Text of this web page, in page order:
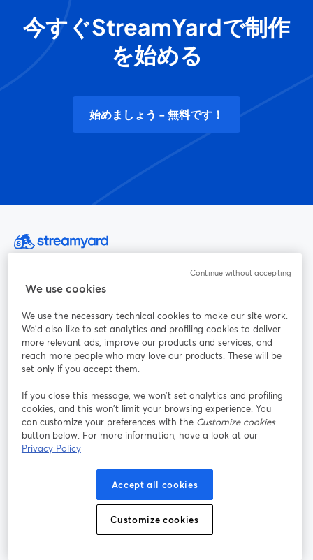
今すぐStreamYardで制作
を始める
始めましょう - 無料です！
コミュニティ
StreamYard：
参加する
オン
ライ
X
新しいタブで開く
LinkedIn
We use cookies
We use the necessary technical cookies to make our site work.
We'd also like to set analytics and profiling cookies to deliver
more relevant ads, improve our products and services, and
reach more people who may love our products. These will be
set only if you accept them.
If you close this message, we won’t set analytics and profiling
cookies, and this won’t limit your browsing experience. You
can customize your preferences with the Customize cookies
button below. For more information, have a look at our
Privacy Policy
Accept all cookies
Customize cookies
Continue without accepting